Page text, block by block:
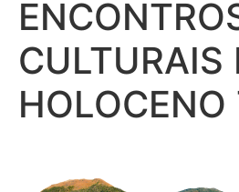
CULTURAIS
HOLOCENO